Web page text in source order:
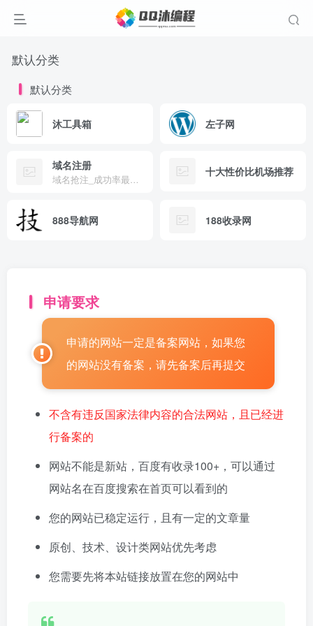
默认分类
默认分类
沐工具箱 左子网
域名注册
域名抢注_成功率最好99%|过期域名抢注|过期域名查询
十大性价比机场推荐
888导航网 188收录网
申请要求
申请的网站一定是备案网站，如果您
的网站没有备案，请先备案后再提交
不含有违反国家法律内容的合法网站，且已经进
行备案的
网站不能是新站，百度有收录100+，可以通过
网站名在百度搜索在首页可以看到的
您的网站已稳定运行，且有一定的文章量
原创、技术、设计类网站优先考虑
您需要先将本站链接放置在您的网站中